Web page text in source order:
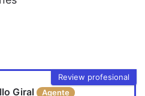
Review profesional
Giral
Agente